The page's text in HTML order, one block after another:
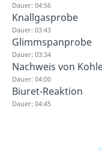
Dauer: 04:56
Knallgasprobe
Dauer: 03:43
Glimmspanprobe
Dauer: 03:34
Nachweis von
Dauer: 04:00
Biuret-Reaktion
Dauer: 04:45